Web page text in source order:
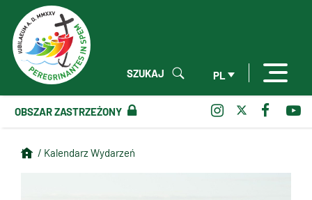
PL
SZUKAJ
OBSZAR ZASTRZEŻONY
/ Kalendarz Wydarzeń